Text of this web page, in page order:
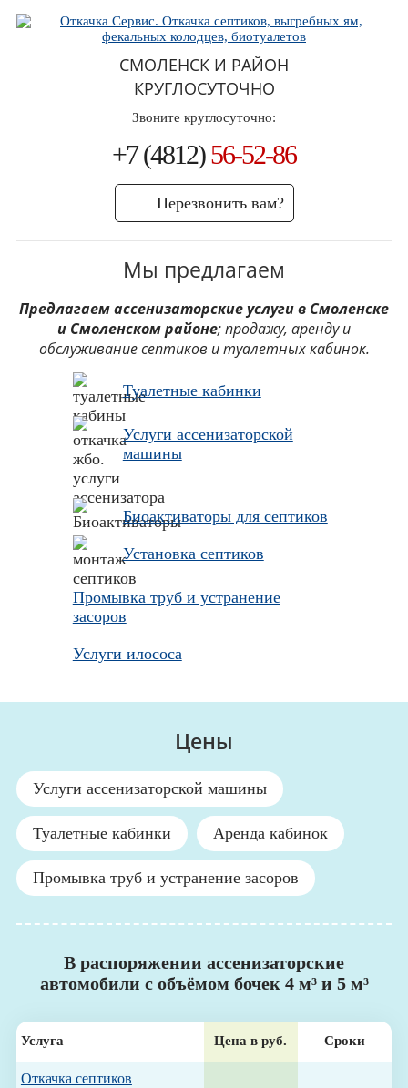
СМОЛЕНСК И РАЙОН
КРУГЛОСУТОЧНО
Звоните круглосуточно:
+7 (4812)56-52-86
Перезвонить вам?
Мы предлагаем
Предлагаем ассенизаторские услуги в Смоленске
и Смоленском районе; продажу, аренду и
обслуживание септиков и туалетных кабинок.
Туалетные кабинки
Услуги ассенизаторской
машины
Биоактиваторы для септиков
Установка септиков
Промывка труб и устранение
засоров
Услуги илососа
Цены
Услуги ассенизаторской машины
Туалетные кабинки Аренда кабинок
Промывка труб и устранение засоров
В распоряжении ассенизаторские
автомобили с объёмом бочек 4 м³ и 5 м³
Услуга Цена в руб. Сроки
Откачка септиков